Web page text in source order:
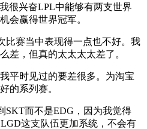
很兴奋LPL中能够有两支世界
会赢得世界冠军。
赛当中表现得一点也不好。我
差，但真的太太太太差了。
时见过的要差很多。为淘宝
的系列赛。
而不是EDG，因为我觉得
这支队伍更加系统，不会有